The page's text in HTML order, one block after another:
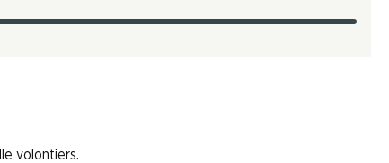
volontiers.